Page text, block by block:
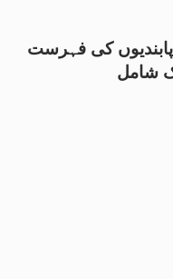
کی فہرست
شامل